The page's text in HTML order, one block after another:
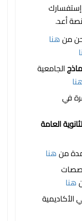
أعد.
منهنا
الجامعية
في
العامة
منهنا
هنا
الأكاديمية